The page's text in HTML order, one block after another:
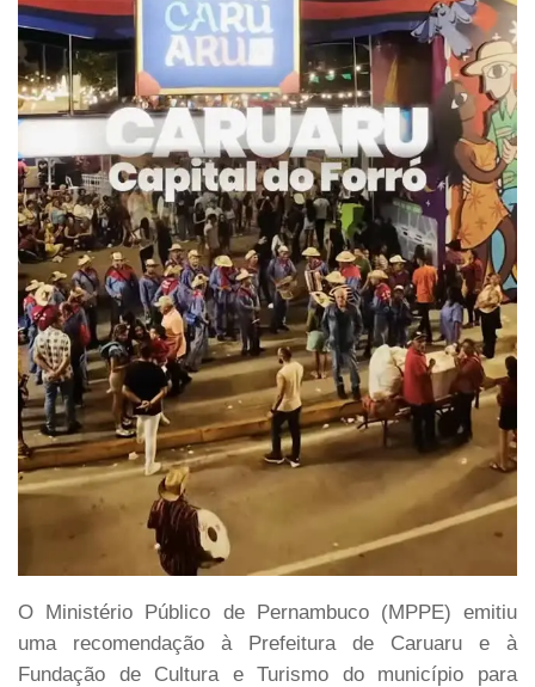
O Ministério Público de Pernambuco (MPPE) emitiu
uma recomendação à Prefeitura de Caruaru e à
Fundação de Cultura e Turismo do município para